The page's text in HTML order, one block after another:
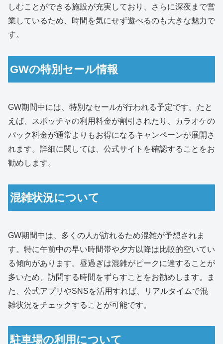
しむことができる施設が充実しており、さらに深夜まで営
業しているため、時間を気にせず遊べるのも大きな魅力で
す。
GWの特別セール情報
GW期間中には、特別なセールが行われる予定です。たと
えば、スポッチャの利用料金が割引されたり、カラオケの
パック料金が通常よりもお得になるキャンペーンが展開さ
れます。詳細に関しては、公式サイトを確認することをお
勧めします。
混雑状況について
GW期間中は、多くの人が訪れるため混雑が予想されま
す。特に午前中の早い時間帯や夕方以降は比較的空いてい
る傾向があります。昼過ぎは混雑がピークに達することが
多いため、訪問する時間をずらすことをお勧めします。ま
た、公式アプリやSNSを活用すれば、リアルタイムで混
雑状況をチェックすることが可能です。
駐車場の利用について